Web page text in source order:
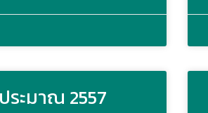
ะมาณ 2557